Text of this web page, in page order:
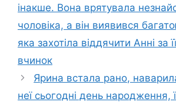
інакше. Вона врятувала
чоловіка, а він виявився
яка захотіла віддячити Анні за
вчинок
Ярина встала рано,
неї сьогодні день народження,